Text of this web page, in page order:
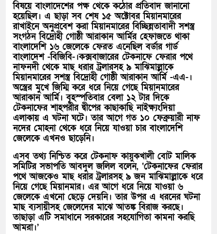
বিষয়ে বাংলাদেশের পক্ষ থেকে কঠোর প্রতিবাদ জানানো
হয়েছিল। এ ছাড়া সব শেষ ১৫ অক্টোবর মিয়ানমারের
রাখাইনে অনুপ্রবেশ করা মিয়ানমারের বিচ্ছিন্নতাবাদী সশস্ত্র
সংগঠন বিদ্রোহী গোষ্ঠী আরাকান আর্মির হেফাজতে থাকা
বাংলাদেশি ১৬ জেলেকে ফেরত এনেছিল বর্ডার গার্ড
বাংলাদেশ -বিজিবি-।কক্সবাজারের টেকনাফে ফেরার পথে
নাফনদী থেকে মাছ ধরার ট্রলারসহ ৯ মাঝিমাল্লাকে
মিয়ানমারের সশস্ত্র বিদ্রোহী গোষ্ঠী আরাকান আর্মি -এএ-।
অস্ত্রের মুখে জিম্মি করে ধরে নিয়ে গেছে মিয়ানমারের
আরাকান আর্মি। বৃহস্পতিবার বেলা ১২ টার দিকে
টেকনাফের শাহপরীর দ্বীপের কাছাকাছি নাইক্ষ্যংদিয়া
এলাকায় এ ঘটনা ঘটে। তার আগে গত ১০ ফেব্রুয়ারী নাফ
নদের মোহনা থেকে ধরে নিয়ে যাওয়া চার বাংলাদেশি
জেলেকে এখনও ছাড়েনি।
এসব তথ্য নিশ্চিত করে টেকনাফ কায়ুকখালী বোট মালিক
সমিটির সভাপতি আবদুল জলিল বলেন, ‘টেকনাফের ফেরার
পথে আজকেও মাছ ধরার ট্রলারসহ ৯ জন মাঝিমাল্লাকে ধরে
নিয়ে গেছে মিয়ানমার। এর আগে ধরে নিয়ে যাওয়া ৬
জেলেকে এখনো ছেড়ে দেয়নি। তার উপর এ ধরনের ঘটনা
মাছ ব্যসায়ীসহ জেলেদের মাঝে আতঙ্ক বিরাজ করছে।
তাছাড়া এটি সমাধানে সরকারের সহযোগিতা কামনা করছি
আমরা।’